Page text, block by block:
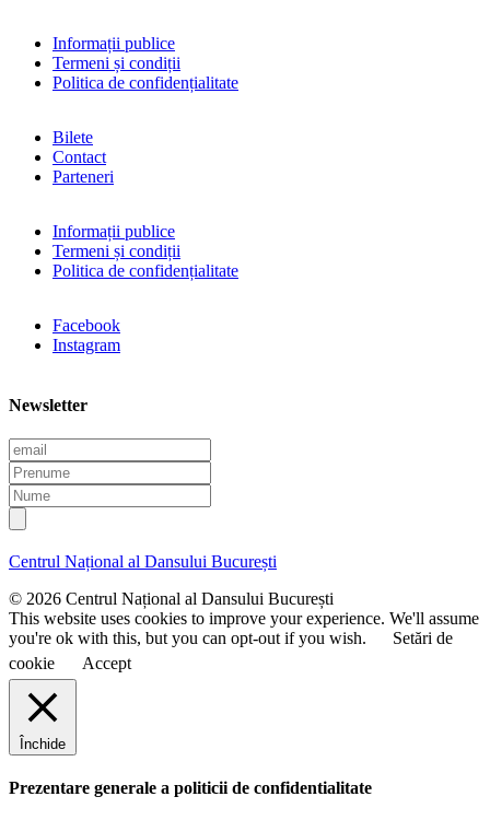
Informații publice
Termeni și condiții
Politica de confidențialitate
Bilete
Contact
Parteneri
Informații publice
Termeni și condiții
Politica de confidențialitate
Facebook
Instagram
Newsletter
E
m
a
i
l
P
r
e
n
m
N
u
m
e
Centrul Național al Dansului București
© 2026 Centrul Național al Dansului București
This website uses cookies to improve your experience. We'll assume
you're ok with this, but you can opt-out if you wish.
Setări de
cookie
Accept
Închide
Prezentare generale a politicii de confidentialitate